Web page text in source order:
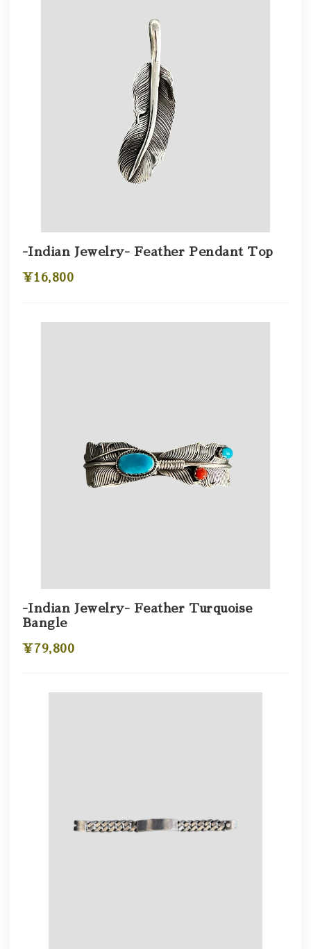
-Indian Jewelry- Feather Pendant Top
¥16,800
-Indian Jewelry- Feather Turquoise
Bangle
¥79,800